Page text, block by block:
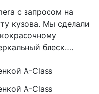
с запросом на
кузова. Мы сделали
блеск….
A-Class
A-Class